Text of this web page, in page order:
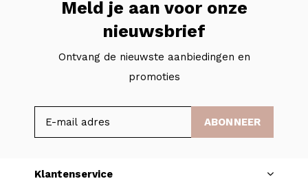
Meld je aan voor onze
nieuwsbrief
Ontvang de nieuwste aanbiedingen en
promoties
ABONNEER
Klantenservice